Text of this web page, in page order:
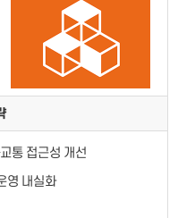
통 접근성 개선
영 내실화